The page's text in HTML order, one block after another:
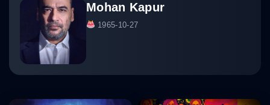
Mohan Kapur
1965-10-27